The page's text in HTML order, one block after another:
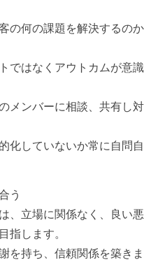
の何の課題を解決するのか
ではなくアウトカムが意識
メンバーに相談、共有し対
化していないか常に自問自
う
、立場に関係なく、良い悪
指します。
を持ち、信頼関係を築きま